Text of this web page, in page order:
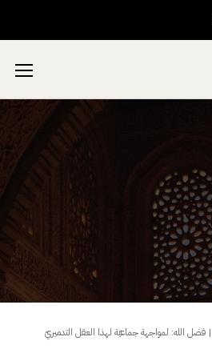
| فضل الله: لمواجهة جماعيّة لهذا العقل التدميريّ